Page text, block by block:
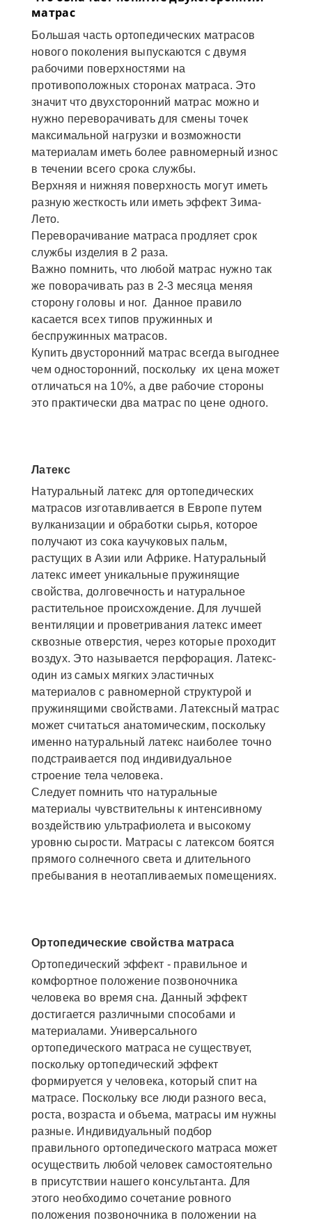
матрас
Большая часть ортопедических матрасов
нового поколения выпускаются с двумя
рабочими поверхностями на
противоположных сторонах матраса. Это
значит что двухсторонний матрас можно и
нужно переворачивать для смены точек
максимальной нагрузки и возможности
материалам иметь более равномерный износ
в течении всего срока службы.
Верхняя и нижняя поверхность могут иметь
разную жесткость или иметь эффект Зима-
Лето.
Переворачивание матраса продляет срок
службы изделия в 2 раза.
Важно помнить, что любой матрас нужно так
же поворачивать раз в 2-3 месяца меняя
сторону головы и ног. Данное правило
касается всех типов пружинных и
беспружинных матрасов.
Купить двусторонний матрас всегда выгоднее
чем односторонний, поскольку их цена может
отличаться на 10%, а две рабочие стороны
это практически два матрас по цене одного.
Латекс
Натуральный латекс для ортопедических
матрасов изготавливается в Европе путем
вулканизации и обработки сырья, которое
получают из сока каучуковых пальм,
растущих в Азии или Африке. Натуральный
латекс имеет уникальные пружинящие
свойства, долговечность и натуральное
растительное происхождение. Для лучшей
вентиляции и проветривания латекс имеет
сквозные отверстия, через которые проходит
воздух. Это называется перфорация. Латекс-
один из самых мягких эластичных
материалов с равномерной структурой и
пружинящими свойствами. Латексный матрас
может считаться анатомическим, поскольку
именно натуральный латекс наиболее точно
подстраивается под индивидуальное
строение тела человека.
Следует помнить что натуральные
материалы чувствительны к интенсивному
воздействию ультрафиолета и высокому
уровню сырости. Матрасы с латексом боятся
прямого солнечного света и длительного
пребывания в неотапливаемых помещениях.
Ортопедические свойства матраса
Ортопедический эффект - правильное и
комфортное положение позвоночника
человека во время сна. Данный эффект
достигается различными способами и
материалами. Универсального
ортопедического матраса не существует,
поскольку ортопедический эффект
формируется у человека, который спит на
матрасе. Поскольку все люди разного веса,
роста, возраста и объема, матрасы им нужны
разные. Индивидуальный подбор
правильного ортопедического матраса может
осуществить любой человек самостоятельно
в присутствии нашего консультанта. Для
этого необходимо сочетание ровного
положения позвоночника в положении на